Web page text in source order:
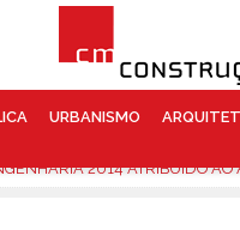
URBANISMO
2014 ATRIBUÍDO